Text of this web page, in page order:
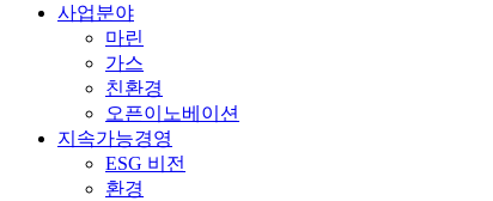
사업분야
마린
가스
친환경
오픈이노베이션
지속가능경영
ESG 비전
환경